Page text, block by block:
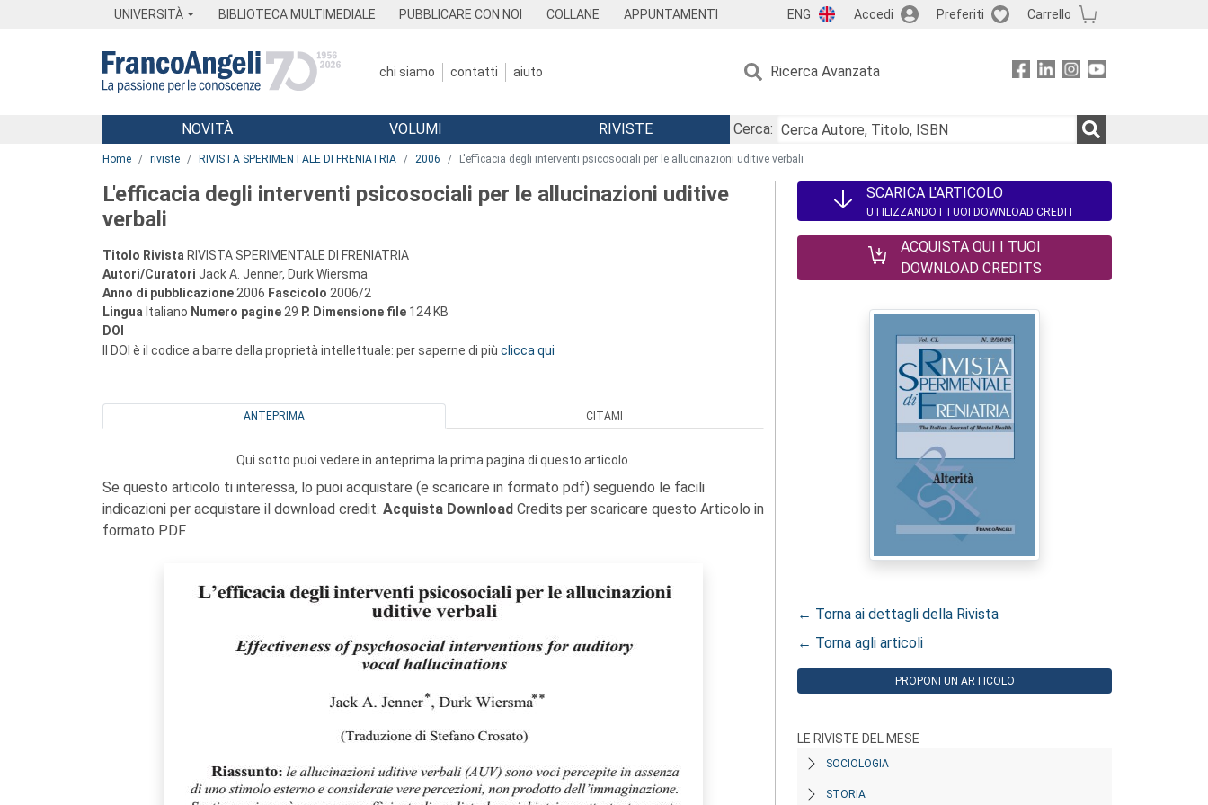
UNIVERSITÀ BIBLIOTECA MULTIMEDIALE PUBBLICARE CON NOI COLLANE APPUNTAMENTI ENG Accedi Preferiti Carrello
chi siamo contatti aiuto Ricerca Avanzata
Menu
NOVITÀ VOLUMI RIVISTE
Cerca:
Home riviste RIVISTA SPERIMENTALE DI FRENIATRIA 2006 L'efficacia degli interventi psicosociali per le allucinazioni uditive verbali
L'efficacia degli interventi psicosociali per le allucinazioni uditive
verbali
Titolo Rivista RIVISTA SPERIMENTALE DI FRENIATRIA
Autori/Curatori Jack A. Jenner, Durk Wiersma
Anno di pubblicazione 2006 Fascicolo 2006/2
Lingua Italiano Numero pagine 29 P. Dimensione file 124 KB
DOI
Il DOI è il codice a barre della proprietà intellettuale: per saperne di più clicca qui
ANTEPRIMA CITAMI
Qui sotto puoi vedere in anteprima la prima pagina di questo articolo.
Se questo articolo ti interessa, lo puoi acquistare (e scaricare in formato pdf) seguendo le facili
indicazioni per acquistare il download credit. Acquista Download Credits per scaricare questo Articolo in
formato PDF
SCARICA L'ARTICOLO
UTILIZZANDO I TUOI DOWNLOAD CREDIT
ACQUISTA QUI I TUOI
DOWNLOAD CREDITS
← Torna ai dettagli della Rivista
← Torna agli articoli
PROPONI UN ARTICOLO
LE RIVISTE DEL MESE
SOCIOLOGIA
STORIA